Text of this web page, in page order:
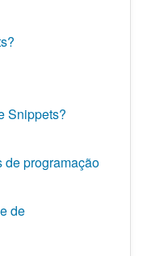
Snippets?
de programação
de